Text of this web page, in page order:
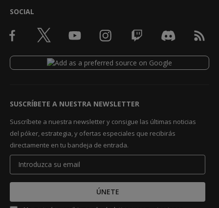
SOCIAL
SUSCRÍBETE A NUESTRA NEWSLETTER
Suscríbete a nuestra newsletter y consigue las últimas noticias
del póker, estrategia, y ofertas especiales que recibirás
directamente en tu bandeja de entrada.
ÚNETE